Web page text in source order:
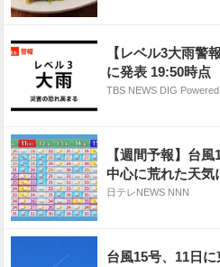
【レベル3大雨警
に発表 19:50時点
TBS NEWS DIG
【週間予報】台
中心に荒れた天気
日テレNEWS NNN
台風15号、11日